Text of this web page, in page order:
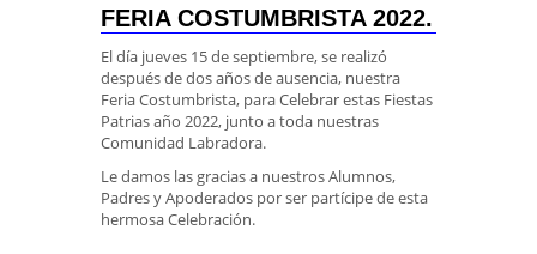
FERIA COSTUMBRISTA 2022.
El día jueves 15 de septiembre, se realizó
después de dos años de ausencia, nuestra
Feria Costumbrista, para Celebrar estas Fiestas
Patrias año 2022, junto a toda nuestras
Comunidad Labradora.
Le damos las gracias a nuestros Alumnos,
Padres y Apoderados por ser partícipe de esta
hermosa Celebración.